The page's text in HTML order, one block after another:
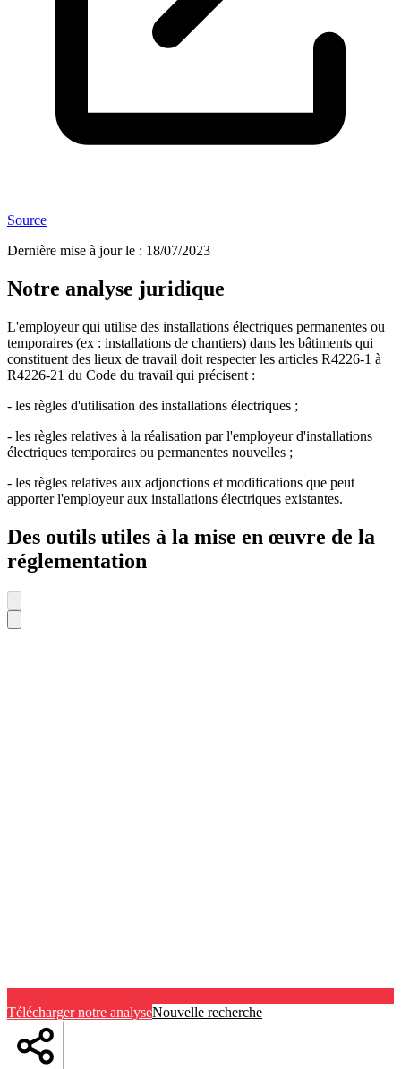
Source
Dernière mise à jour le : 18/07/2023
Notre analyse juridique
L'employeur qui utilise des installations électriques permanentes ou
temporaires (ex : installations de chantiers) dans les bâtiments qui
constituent des lieux de travail doit respecter les articles R4226-1 à
R4226-21 du Code du travail qui précisent :
- les règles d'utilisation des installations électriques ;
- les règles relatives à la réalisation par l'employeur d'installations
électriques temporaires ou permanentes nouvelles ;
- les règles relatives aux adjonctions et modifications que peut
apporter l'employeur aux installations électriques existantes.
Des outils utiles à la mise en œuvre de la
réglementation
Télécharger notre analyseNouvelle recherche